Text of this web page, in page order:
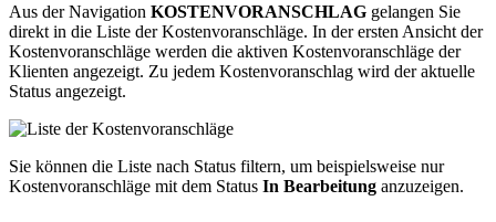
Aus der Navigation KOSTENVORANSCHLAG gelangen Sie
direkt in die Liste der Kostenvoranschläge. In der ersten Ansicht der
Kostenvoranschläge werden die aktiven Kostenvoranschläge der
Klienten angezeigt. Zu jedem Kostenvoranschlag wird der aktuelle
Status angezeigt.
Sie können die Liste nach Status filtern, um beispielsweise nur
Kostenvoranschläge mit dem Status In Bearbeitung anzuzeigen.